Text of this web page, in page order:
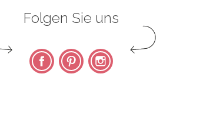
Folgen Sie uns
FacebookPinterest Instagram